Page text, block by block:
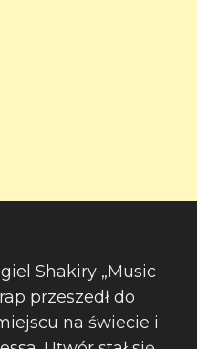
Shakiry „Music
przeszedł do
na świecie i